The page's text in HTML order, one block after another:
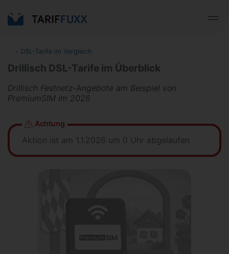
‹ DSL-Tarife im Vergleich
Drillisch DSL-Tarife im Überblick
Drillisch Festnetz-Angebote am Beispiel von
PremiumSIM im 2026
Achtung
Aktion ist am 1.1.2026 um 0 Uhr abgelaufen